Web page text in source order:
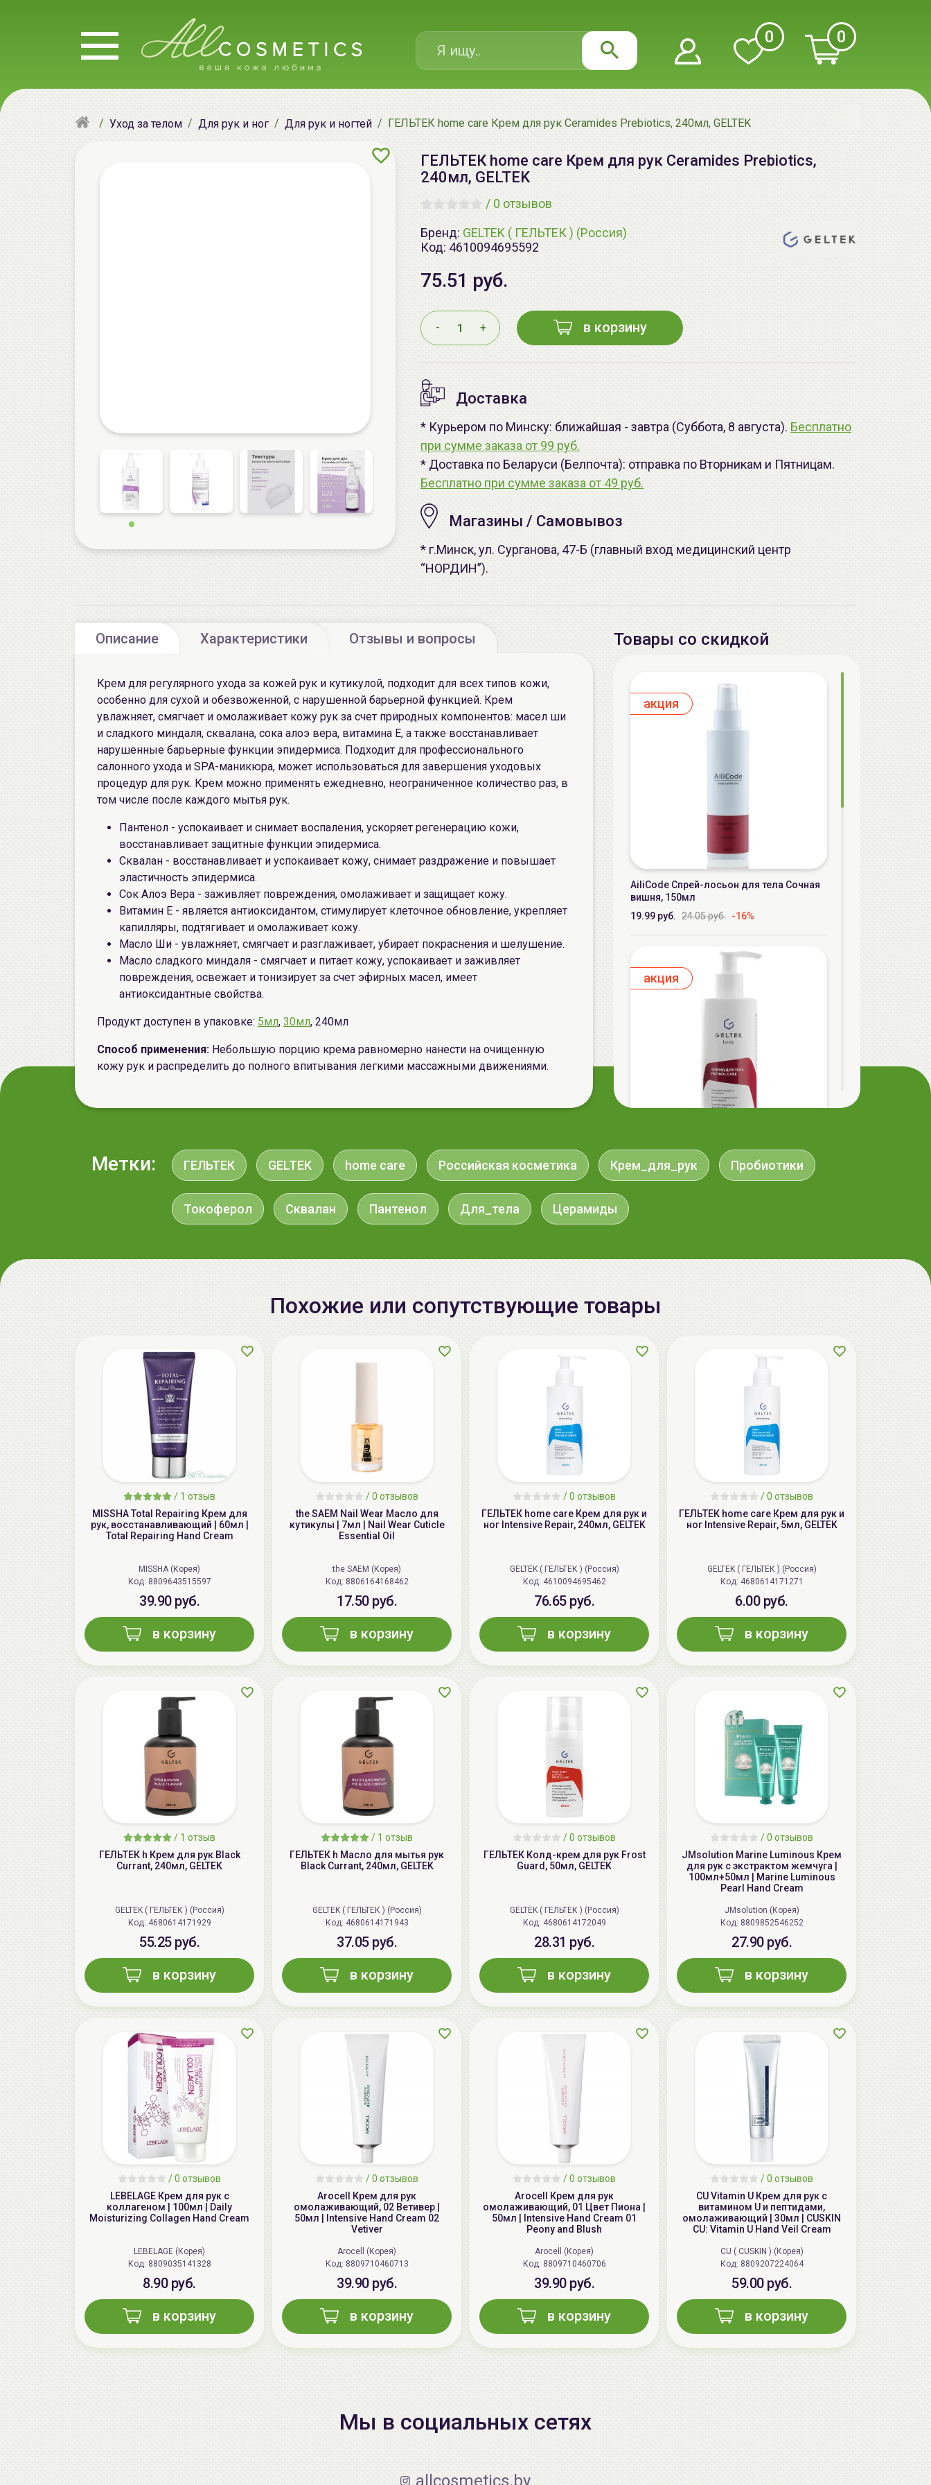
0 0
Уход за телом Для рук и ног Для рук и ногтей ГЕЛЬТЕК home care Крем для рук Ceramides Prebiotics, 240мл, GELTEK
ГЕЛЬТЕК home care Крем для рук Ceramides Prebiotics,
240мл, GELTEK
/ 0 отзывов
Бренд: GELTEK ( ГЕЛЬТЕК ) (Россия)
Код: 4610094695592
75.51 руб.
- + в корзину
Доставка
* Курьером по Минску: ближайшая - завтра (Суббота, 8 августа). Бесплатно
при сумме заказа от 99 руб.
* Доставка по Беларуси (Белпочта): отправка по Вторникам и Пятницам.
Бесплатно при сумме заказа от 49 руб.
Магазины / Самовывоз
* г.Минск, ул. Сурганова, 47-Б (главный вход медицинский центр
“НОРДИН”).
Описание Характеристики Отзывы и вопросы
Крем для регулярного ухода за кожей рук и кутикулой, подходит для всех типов кожи,
особенно для сухой и обезвоженной, с нарушенной барьерной функцией. Крем
увлажняет, смягчает и омолаживает кожу рук за счет природных компонентов: масел ши
и сладкого миндаля, сквалана, сока алоэ вера, витамина Е, а также восстанавливает
нарушенные барьерные функции эпидермиса. Подходит для профессионального
салонного ухода и SPA-маникюра, может использоваться для завершения уходовых
процедур для рук. Крем можно применять ежедневно, неограниченное количество раз, в
том числе после каждого мытья рук.
Пантенол - успокаивает и снимает воспаления, ускоряет регенерацию кожи,
восстанавливает защитные функции эпидермиса.
Сквалан - восстанавливает и успокаивает кожу, снимает раздражение и повышает
эластичность эпидермиса.
Сок Алоэ Вера - заживляет повреждения, омолаживает и защищает кожу.
Витамин Е - является антиоксидантом, стимулирует клеточное обновление, укрепляет
капилляры, подтягивает и омолаживает кожу.
Масло Ши - увлажняет, смягчает и разглаживает, убирает покраснения и шелушение.
Масло сладкого миндаля - смягчает и питает кожу, успокаивает и заживляет
повреждения, освежает и тонизирует за счет эфирных масел, имеет
антиоксидантные свойства.
Продукт доступен в упаковке: 5мл, 30мл, 240мл
Способ применения: Небольшую порцию крема равномерно нанести на очищенную
кожу рук и распределить до полного впитывания легкими массажными движениями.
Товары со скидкой
aкция
AiliCode Спрей-лосьон для тела Сочная
вишня, 150мл
19.99 руб. 24.05 руб. -16%
aкция
ГЕЛЬТЕК body Флюид для тела Retinol
Care, 240мл, GELTEK
ГЕЛЬТЕК body Масло для душа,
увлажняющее, Мускус-зеленый чай,
60.91 руб. -17%
AiliCode Бальзам для волос
увлажняющий, 250мл
-26%
AiliCode Восстанавливающий крем-
пилинг для лица, 50мл
24.90 руб.
Метки: ГЕЛЬТЕК GELTEK home care Российская косметика Крем_для_рук Пробиотики
Токоферол Сквалан Пантенол Для_тела Церамиды
Похожие или сопутствующие товары
/ 1 отзыв
MISSHA Total Repairing Крем для
рук, восстанавливающий | 60мл |
Total Repairing Hand Cream
MISSHA (Корея)
Код: 8809643515597
39.90 руб.
в корзину
/0 отзывов
the SAEM Nail Wear Масло для
кутикулы | 7мл | Nail Wear Cuticle
Essential Oil
the SAEM (Корея)
Код: 8806164168462
17.50 руб.
в корзину
/0 отзывов
ГЕЛЬТЕК home care Крем для рук и
ног Intensive Repair, 240мл, GELTEK
GELTEK ( ГЕЛЬТЕК ) (Россия)
Код: 4610094695462
76.65 руб.
в корзину
/0 отзывов
ГЕЛЬТЕК home care Крем для рук и
ног Intensive Repair, 5мл, GELTEK
GELTEK ( ГЕЛЬТЕК ) (Россия)
Код: 4680614171271
6.00 руб.
в корзину
/ 1 отзыв
ГЕЛЬТЕК h Крем для рук Black
Currant, 240мл, GELTEK
GELTEK ( ГЕЛЬТЕК ) (Россия)
Код: 4680614171929
55.25 руб.
в корзину
/ 1 отзыв
ГЕЛЬТЕК h Масло для мытья рук
Black Currant, 240мл, GELTEK
GELTEK ( ГЕЛЬТЕК ) (Россия)
Код: 4680614171943
37.05 руб.
в корзину
/0 отзывов
ГЕЛЬТЕК Колд-крем для рук Frost
Guard, 50мл, GELTEK
GELTEK ( ГЕЛЬТЕК ) (Россия)
Код: 4680614172049
28.31 руб.
в корзину
/0 отзывов
JMsolution Marine Luminous Крем
для рук с экстрактом жемчуга |
100мл+50мл | Marine Luminous
Pearl Hand Cream
JMsolution (Корея)
Код: 8809852546252
27.90 руб.
в корзину
/0 отзывов
LEBELAGE Крем для рук с
коллагеном | 100мл | Daily
Moisturizing Collagen Hand Cream
LEBELAGE (Корея)
Код: 8809035141328
8.90 руб.
в корзину
/0 отзывов
Arocell Крем для рук
омолаживающий, 02 Ветивер |
50мл | Intensive Hand Cream 02
Vetiver
Arocell (Корея)
Код: 8809710460713
39.90 руб.
в корзину
/0 отзывов
Arocell Крем для рук
омолаживающий, 01 Цвет Пиона |
50мл | Intensive Hand Cream 01
Peony and Blush
Arocell (Корея)
Код: 8809710460706
39.90 руб.
в корзину
/0 отзывов
CU Vitamin U Крем для рук с
витамином U и пептидами,
омолаживающий | 30мл | CUSKIN
CU: Vitamin U Hand Veil Cream
CU ( CUSKIN ) (Корея)
Код: 8809207224064
59.00 руб.
в корзину
Мы в социальных сетях
allcosmetics.by